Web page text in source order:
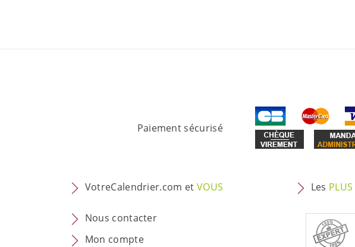
Paiement sécurisé
VotreCalendrier.com etVOUS
Nous contacter
Mon compte
Les PLUS